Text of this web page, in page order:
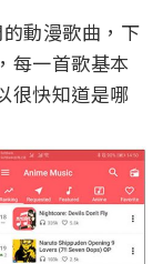
動漫歌曲，下
每一首歌基本
很快知道是哪